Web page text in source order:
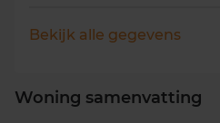
Bekijk alle gegevens
Woning samenvatting